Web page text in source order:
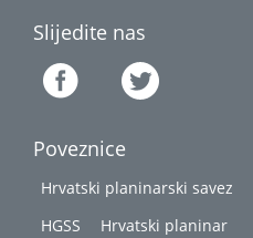
Slijedite nas
Poveznice
Hrvatski planinarski savez
HGSS
Hrvatski planinar